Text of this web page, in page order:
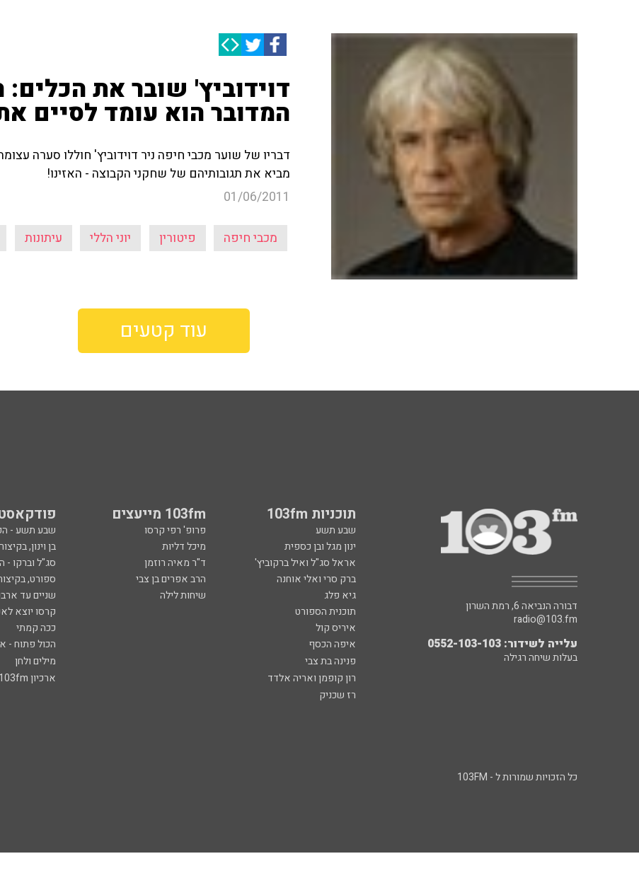
דוידוביץ' שובר את הכלים:
המדובר הוא עומד לסיים
דבריו של שוער מכבי חיפה ניר דוידוביץ' חוללו סערה
מביא את תגובותיהם של שחקני הקבוצה - האזינו!
01/06/2011
מכבי חיפה פיטורין יוני הללי עיתונות
עוד קטעים
תוכניות 103fm 103fm מייעצים
שבע תשע פרופ' רפי קרסו שבע תשע -
ינון מגל ובן כספית
מיכל דליות בן וינון, בקיצור
אראל סג"ל ואיל ברקוביץ'
ד"ר מאיה רוזמן סג"ל וברקו
ברק סרי ואלי אוחנה
הרב אפרים בן צבי ספורט,
גיא פלג
שיחות לילה שניים עד
תוכנית הספורט
קרסו יוצא
איריס קול
ככה קמתי
איפה הכסף
הכול פתוח -
פנינה בת צבי
מילים ולחן
רון קופמן ואריה אלדד
ארכיון 103fm
רז שכניק
דבורה הנביאה 6, רמת השרון
radio@103.fm
עלייה לשידור: 0552-103-103
בעלות שיחה רגילה
כל הזכויות שמורות ל - 103FM